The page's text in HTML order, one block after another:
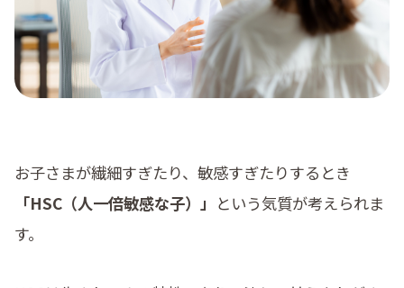
よくある質問
お子さまが繊細すぎたり、敏感すぎたりするとき
「HSC（人一倍敏感な子）」 という気質が考えられま
す。